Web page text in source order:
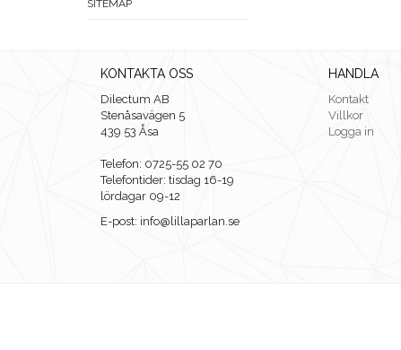
SITEMAP
KONTAKTA OSS
Dilectum AB
Stenåsavägen 5
439 53 Åsa
Telefon: 0725-55 02 70
Telefontider: tisdag 16-19
lördagar 09-12
E-post: info@lillaparlan.se
HANDLA
Kontakt
Villkor
Logga in